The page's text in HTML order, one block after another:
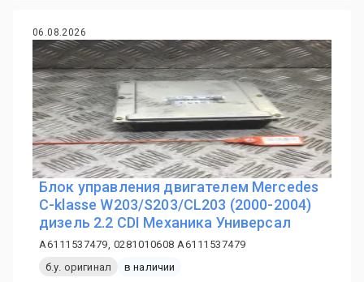
06.08.2026
Блок управления двигателем Mercedes
C-klasse W203/S203/CL203 (2000-2004)
дизель 2.2 CDI Механика Универсал
A6111537479, 0281010608 A6111537479
б.у. оригинал
в наличии